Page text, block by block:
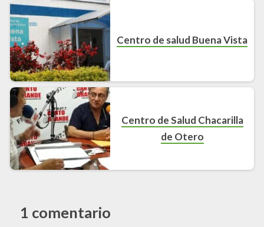
Centro de salud Buena Vista
Centro de Salud Chacarilla
de Otero
1 comentario